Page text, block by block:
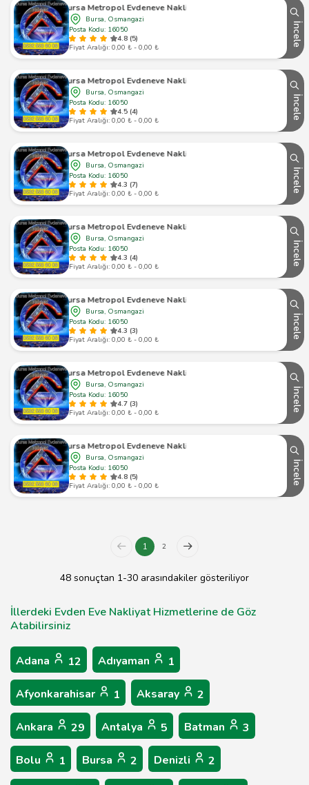
Bursa Metropol Evdeneve Nakliyat
Bursa, Osmangazi
Posta Kodu: 16050
4.8 (5)
Fiyat Aralığı: 0,00 ₺ - 0,00 ₺
İncele
Bursa Metropol Evdeneve Nakliyat
Bursa, Osmangazi
Posta Kodu: 16050
4.5 (4)
Fiyat Aralığı: 0,00 ₺ - 0,00 ₺
İncele
Bursa Metropol Evdeneve Nakliyat
Bursa, Osmangazi
Posta Kodu: 16050
4.3 (7)
Fiyat Aralığı: 0,00 ₺ - 0,00 ₺
İncele
Bursa Metropol Evdeneve Nakliyat
Bursa, Osmangazi
Posta Kodu: 16050
4.3 (4)
Fiyat Aralığı: 0,00 ₺ - 0,00 ₺
İncele
Bursa Metropol Evdeneve Nakliyat
Bursa, Osmangazi
Posta Kodu: 16050
4.3 (3)
Fiyat Aralığı: 0,00 ₺ - 0,00 ₺
İncele
Bursa Metropol Evdeneve Nakliyat
Bursa, Osmangazi
Posta Kodu: 16050
4.7 (3)
Fiyat Aralığı: 0,00 ₺ - 0,00 ₺
İncele
Bursa Metropol Evdeneve Nakliyat
Bursa, Osmangazi
Posta Kodu: 16050
4.8 (5)
Fiyat Aralığı: 0,00 ₺ - 0,00 ₺
İncele
1 2
48 sonuçtan 1-30 arasındakiler gösteriliyor
İllerdeki Evden Eve Nakliyat Hizmetlerine de Göz
Atabilirsiniz
Adana 12 Adıyaman 1
Afyonkarahisar 1 Aksaray 2
Ankara 29 Antalya 5 Batman 3
Bolu 1 Bursa 2 Denizli 2